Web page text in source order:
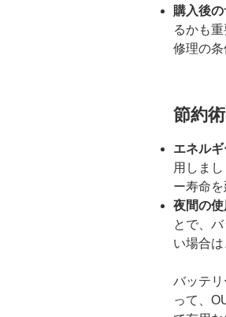
購入後の
るかも
修理の条
節約
エネル
用しま
ー寿命を
夜間の
とで、
い場合
バッテ
って、